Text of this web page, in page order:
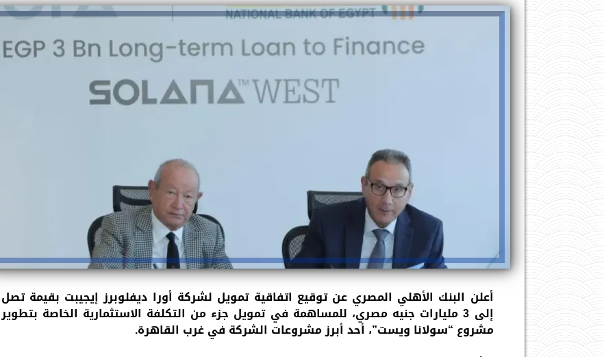
أعلن البنك الأهلي المصري عن توقيع اتفاقية تمويل لشركة أورا ديفلوبرز إيجيبت بقيمة تصل
إلى 3 مليارات جنيه مصري، للمساهمة في تمويل جزء من التكلفة الاستثمارية الخاصة بتطوير
مشروع “سولانا ويست”، أحد أبرز مشروعات الشركة في غرب القاهرة.